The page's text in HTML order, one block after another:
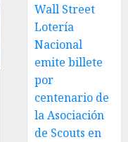
Wall Street
Lotería
Nacional
emite billete
por
centenario de
la Asociación
de Scouts en